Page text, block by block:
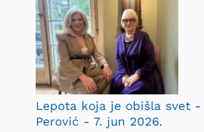
Lepota koja je obišla svet
Perović - 7. jun 2026.